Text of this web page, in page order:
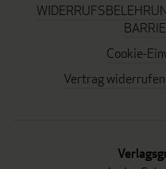
Cookie-
Vertrag widerrufen